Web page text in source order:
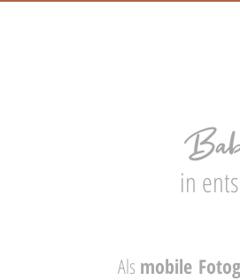
in
Als mobile